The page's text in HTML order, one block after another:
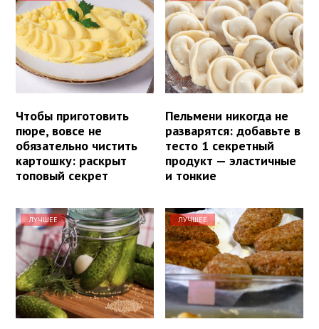
Чтобы приготовить
пюре, вовсе не
обязательно чистить
картошку: раскрыт
топовый секрет
Пельмени никогда не
разварятся: добавьте в
тесто 1 секретный
продукт — эластичные
и тонкие
ЛУЧШЕЕ ЛУЧШЕЕ